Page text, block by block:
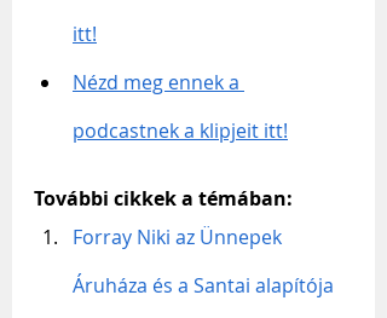
itt!
Nézd meg ennek a
podcastnek a klipjeit itt!
További cikkek a témában:
Forray Niki az Ünnepek
Áruháza és a Santai alapítója